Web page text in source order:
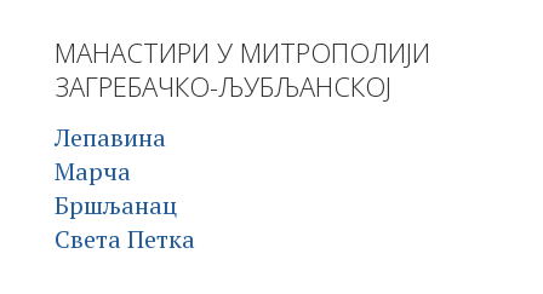
МАНАСТИРИ У МИТРОПОЛИЈИ
ЗАГРЕБАЧКО-ЉУБЉАНСКОЈ
Лепавина
Марча
Бршљанац
Света Петка